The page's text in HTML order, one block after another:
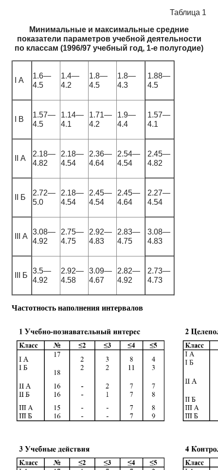
Таблица 1
Минимальные и максимальные средние
показатели параметров учебной деятельности
по классам (1996/97 учебный год, 1-е полугодие)
I А
1.6—
4.5
1.4—
4.2
1.8—
4.5
1.8—
4.3
1.88—
4.5
I В
1.57—
4.5
1.14—
4.1
1.71—
4.2
1.9—
4.4
1.57—
4.1
II А
2.18—
4.82
2.18—
4.54
2.36—
4.64
2.54—
4.54
2.45—
4.82
II Б
2.72—
5.0
2.18—
4.54
2.45—
4.54
2.45—
4.64
2.27—
4.54
III А
3.08—
4.92
2.75—
4.75
2.92—
4.83
2.83—
4.75
3.08—
4.83
III Б
3.5—
4.92
2.92—
4.58
3.09—
4.67
2.82—
4.92
2.73—
4.73
Частотность наполнения интервалов